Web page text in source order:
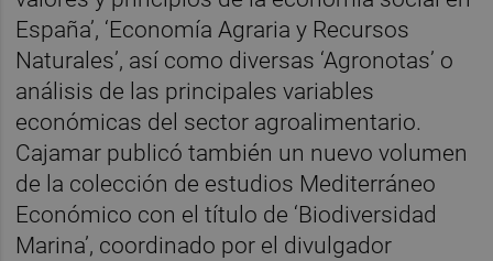
España’, ‘Economía Agraria y Recursos
Naturales’, así como diversas ‘Agronotas’ o
análisis de las principales variables
económicas del sector agroalimentario.
Cajamar publicó también un nuevo volumen
de la colección de estudios Mediterráneo
Económico con el título de ‘Biodiversidad
Marina’, coordinado por el divulgador